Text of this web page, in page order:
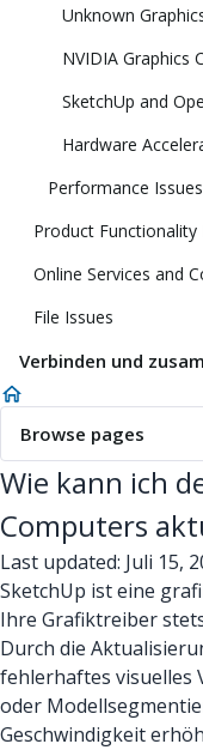
Unknown
NVIDIA Graphics
SketchUp and
Hardware
Performance Issues
Product Functionality
Online Services and
File Issues
Verbinden und
Browse pages
Wie kann ich
Computers
Last updated: Juli 15,
SketchUp ist eine
Ihre Grafiktreiber
Durch die
fehlerhaftes visuelles
oder
Geschwindigkeit